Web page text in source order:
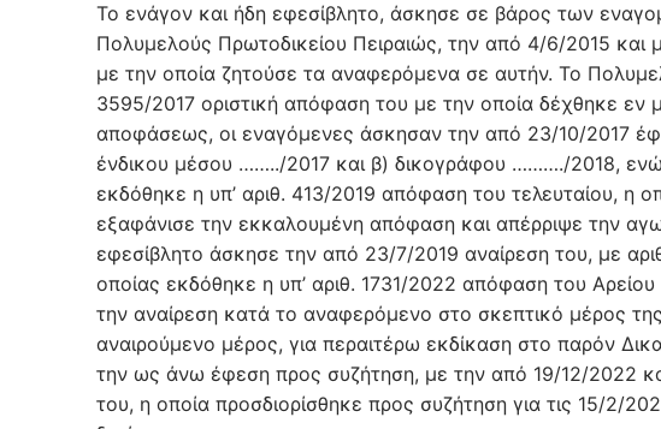
Το ενάγον και ήδη εφεσίβλητο, άσκησε σε βάρος των
Πολυμελούς Πρωτοδικείου Πειραιώς, την από 4/6/2015
με την οποία ζητούσε τα αναφερόμενα σε αυτήν. Το
3595/2017 οριστική απόφαση του με την οποία δέχθηκε
αποφάσεως, οι εναγόμενες άσκησαν την από 23/10/2017
ένδικου μέσου ……../2017 και β) δικογράφου ………./2018,
εκδόθηκε η υπ’ αριθ. 413/2019 απόφαση του τελευταίου, η
εξαφάνισε την εκκαλουμένη απόφαση και απέρριψε την
εφεσίβλητο άσκησε την από 23/7/2019 αναίρεση του, με
οποίας εκδόθηκε η υπ’ αριθ. 1731/2022 απόφαση του
την αναίρεση κατά το αναφερόμενο στο σκεπτικό μέρος
αναιρούμενο μέρος, για περαιτέρω εκδίκαση στο παρόν
την ως άνω έφεση προς συζήτηση, με την από 19/12/2022
του, η οποία προσδιορίσθηκε προς συζήτηση για τις 15/2/